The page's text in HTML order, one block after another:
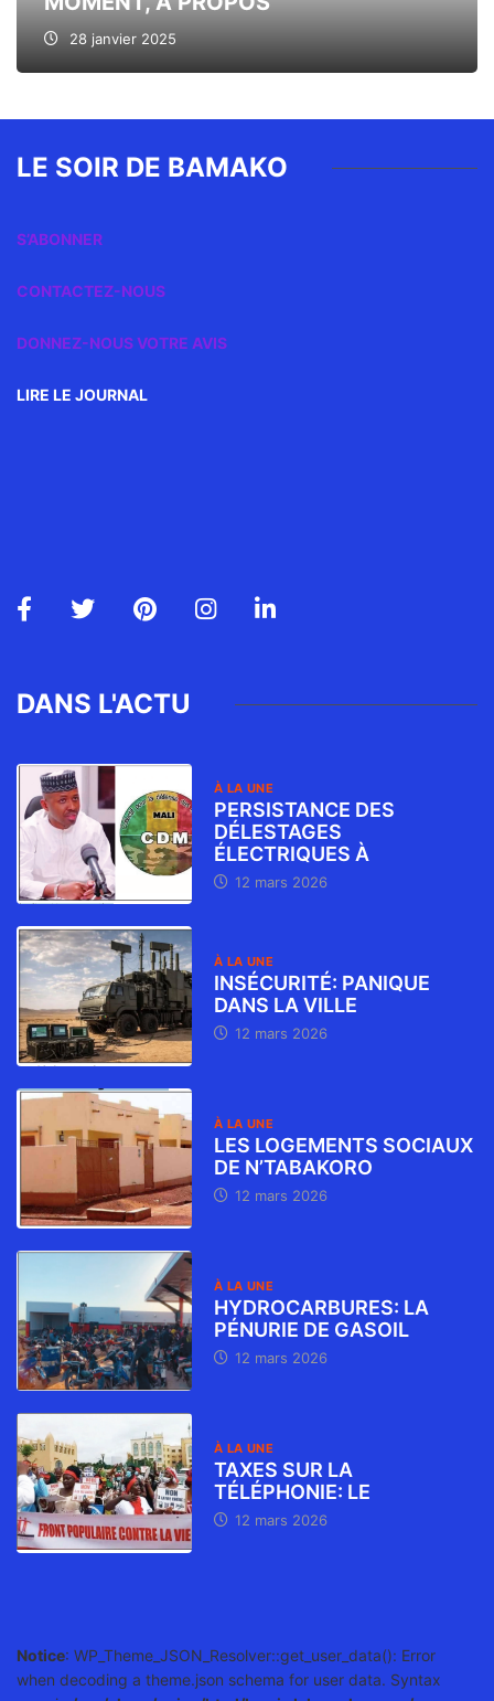
28 janvier 2025
LE SOIR DE BAMAKO
S’ABONNER
CONTACTEZ-NOUS
DONNEZ-NOUS VOTRE AVIS
LIRE LE JOURNAL
DANS L'ACTU
À LA UNE
PERSISTANCE DES
DÉLESTAGES
ÉLECTRIQUES À
12 mars 2026
À LA UNE
INSÉCURITÉ: PANIQUE
DANS LA VILLE
12 mars 2026
À LA UNE
LES LOGEMENTS SOCIAUX
DE N’TABAKORO
12 mars 2026
À LA UNE
HYDROCARBURES: LA
PÉNURIE DE GASOIL
12 mars 2026
À LA UNE
TAXES SUR LA
TÉLÉPHONIE: LE
12 mars 2026
Notice: WP_Theme_JSON_Resolver::get_user_data(): Error
when decoding a theme.json schema for user data. Syntax